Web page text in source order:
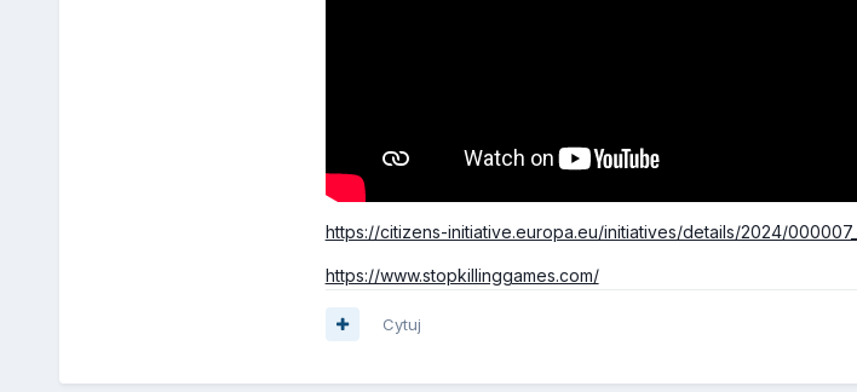
https://citizens-initiative.europa.eu/initiatives/details/2024/
https://www.stopkillinggames.com/
Cytuj